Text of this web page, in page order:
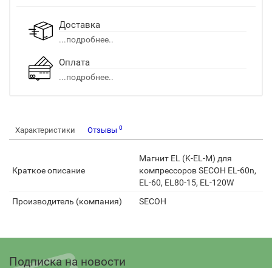
Доставка
...подробнее..
Оплата
...подробнее..
Характеристики Отзывы 0
Краткое описание
Магнит EL (K-EL-M) для
компрессоров SECOH EL-60n,
EL-60, EL80-15, EL-120W
Производитель (компания)
SECOH
Подписка на новости